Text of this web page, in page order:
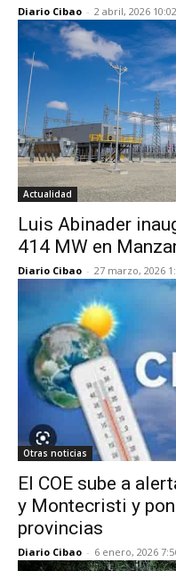
Diario Cibao - 2 abril, 2026
Actualidad
Luis Abinader
414 MW en
Diario Cibao - 27 marzo, 2026
Otras noticias
El COE sube a
y Montecristi y
provincias
Diario Cibao - 6 enero, 2026